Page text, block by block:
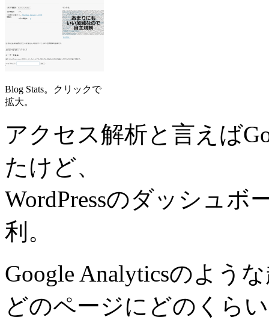
Blog Stats。クリックで
拡大。
アクセス解析と言えば
たけど、
WordPressのダッシュ
利。
Google Analyticsのよう
どのページにどのくら